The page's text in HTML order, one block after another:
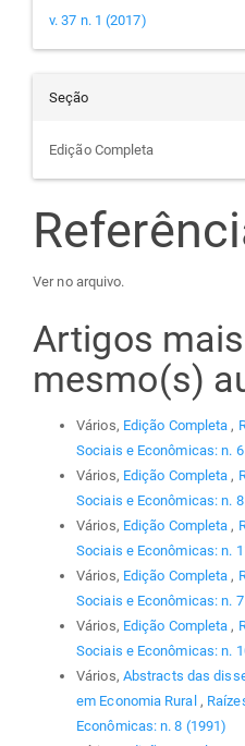
v. 37 n. 1 (2017)
Seção
Edição Completa
Ver no arquivo.
Artigos
mesmo(s)
Vários, Edição Completa ,
Sociais e Econômicas: n.
Vários, Edição Completa ,
Sociais e Econômicas: n.
Vários, Edição Completa ,
Sociais e Econômicas: n.
Vários, Edição Completa ,
Sociais e Econômicas: n.
Vários, Edição Completa ,
Sociais e Econômicas: n.
Vários, Abstracts das
em Economia Rural ,
Econômicas: n. 8 (1991)